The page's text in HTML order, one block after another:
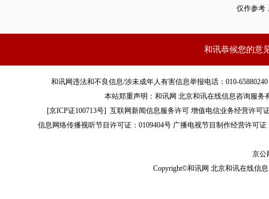
仅作参考
和讯恭候您的意
和讯网违法和不良信息/涉未成年人有害信息举报电话：010-
本站郑重声明：和讯网 北京和讯在线信息咨询服
[京ICP证100713号]互联网新闻信息服务许可 增值电信业务经营许可
信息网络传播视听节目许可证：0109404号 广播电视节目制作经营许可证
京公
Copyright©和讯网 北京和讯在线信